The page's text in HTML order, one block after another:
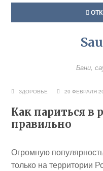
Бани,
ЗДОРОВЬЕ 20 ФЕВРАЛЯ
Как париться в
правильно
Огромную
только на территории